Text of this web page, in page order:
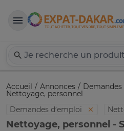
Expat-
Accueil Annonces Demandes
Nettoyage, personnel
Demandes d’emploi
Nettoyage, personnel -